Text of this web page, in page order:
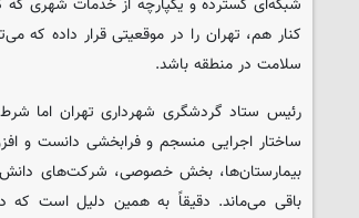
شبکه‌ای گسترده و یکپارچه از خدمات شهری که
کنار هم، تهران را در موقعیتی قرار داده که
سلامت در منطقه باشد.
رئیس ستاد گردشگری شهرداری تهران اما
ساختار اجرایی منسجم و فرابخشی دانست و
بیمارستان‌ها، بخش خصوصی، شرکت‌های
باقی می‌ماند. دقیقاً به همین دلیل است